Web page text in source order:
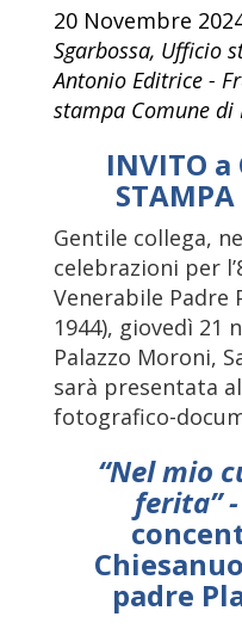
20 Novembre
Sgarbossa, Ufficio
Antonio Editrice -
stampa Comune di
INVITO a
Gentile collega,
celebrazioni per
Venerabile Padre
1944), giovedì 21
Palazzo Moroni,
sarà presentata
fotografico-
“Nel mio
ferita” -
padre